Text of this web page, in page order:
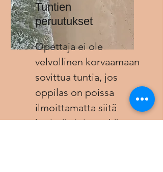
Tuntien
peruutukset
Opettaja ei ole
velvollinen korvaamaan
sovittua tuntia, jos
oppilas on poissa
ilmoittamatta siitä
hyvissä ajoin etukäteen